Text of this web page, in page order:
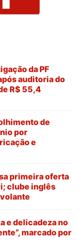
da PF
auditoria do
R$ 55,4
de
por
e
primeira oferta
clube inglês
e delicadeza no
marcado por